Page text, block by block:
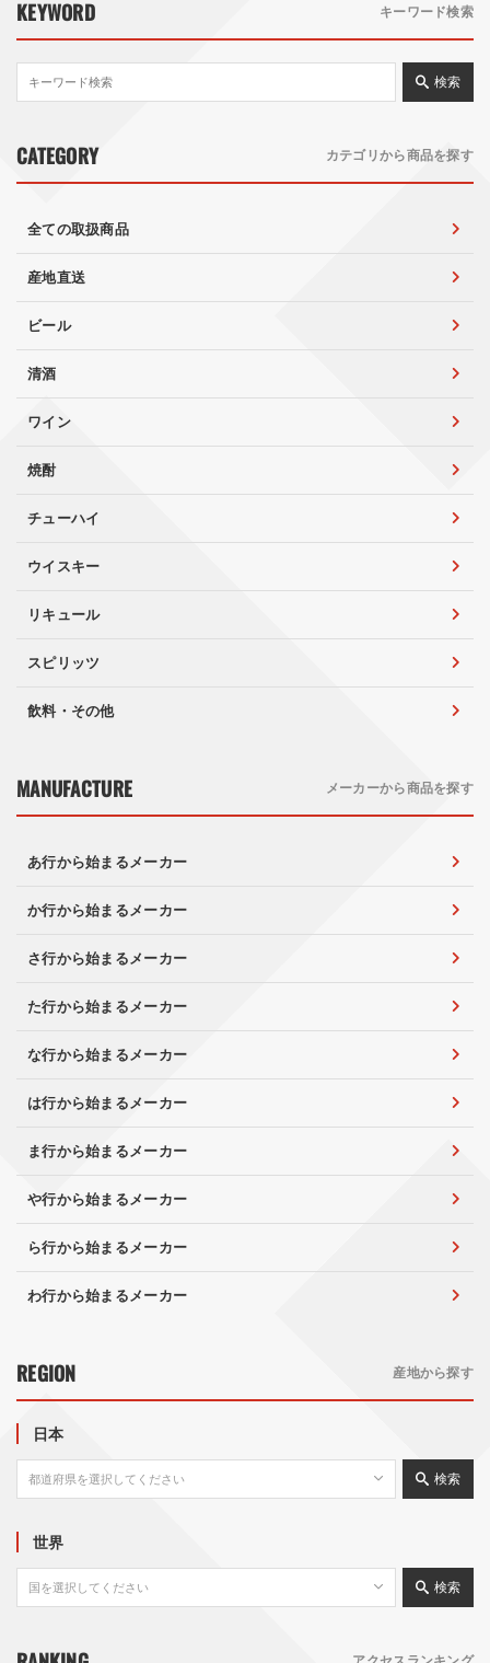
KEYWORD キーワード検索
検索
CATEGORY カテゴリから商品を探す
全ての取扱商品
産地直送
ビール
清酒
ワイン
焼酎
チューハイ
ウイスキー
リキュール
スピリッツ
飲料・その他
MANUFACTURE メーカーから商品を探す
あ行から始まるメーカー
か行から始まるメーカー
さ行から始まるメーカー
た行から始まるメーカー
な行から始まるメーカー
は行から始まるメーカー
ま行から始まるメーカー
や行から始まるメーカー
ら行から始まるメーカー
わ行から始まるメーカー
REGION 産地から探す
日本
検索
世界
検索